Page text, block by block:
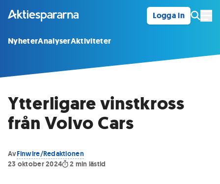
Logga in
NyheterAnalyserAktiviteter
Ytterligare vinstkross
från Volvo Cars
AvFinwire/Redaktionen
23 oktober 2024
2 min lästid